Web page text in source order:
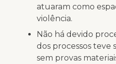
atuaram como
violência.
Não há devido
dos processos teve
sem provas